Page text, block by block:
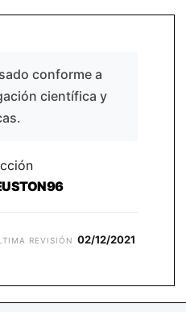
conforme a
científica y
REVISIÓN 02/12/2021